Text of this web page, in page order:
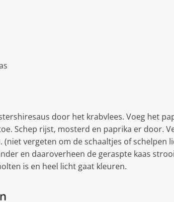
door het krabvlees. Voeg het
Schep rijst, mosterd en paprika er door.
(niet vergeten om de schaaltjes of schelpen
en daaroverheen de geraspte kaas
is en heel licht gaat kleuren.